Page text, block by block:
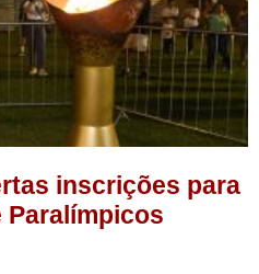
inscrições para